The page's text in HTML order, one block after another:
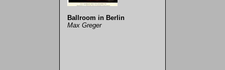
Ballroom in Berlin
Max Greger